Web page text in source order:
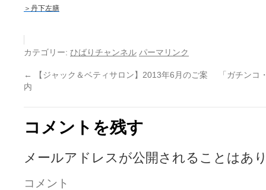
＞丹下左膳
カテゴリー: ひばりチャンネル パーマリンク
←
【ジャック＆ベティサロン】2013年6月のご案
内
「ガチン
コメントを残す
メールアドレスが公開されることはあ
コメント